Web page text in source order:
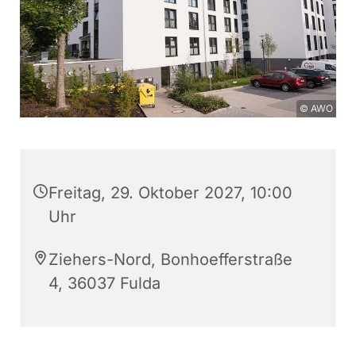
© AWO
Freitag, 29. Oktober 2027, 10:00
Uhr
Ziehers-Nord, Bonhoefferstraße
4, 36037 Fulda